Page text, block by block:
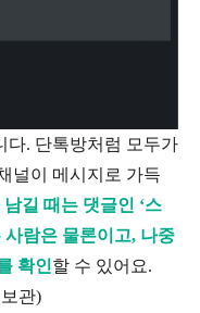
다. 단톡방처럼 모두가
널이 메시지로 가득
길 때는 댓글인 ‘스
사람은 물론이고, 나중
확인할 수 있어요.
관)